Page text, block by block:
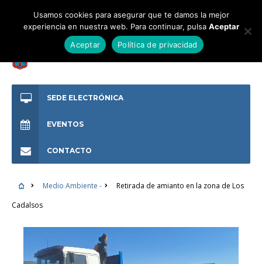
SEDE ELECTRÓNICA
EVENTOS
CONTACTO
Medio Ambiente -
Retirada de amianto en la zona de Los
Cadalsos
Usamos cookies para asegurar que te damos la mejor
experiencia en nuestra web. Para continuar, pulsa Aceptar
Aceptar
Política de privacidad